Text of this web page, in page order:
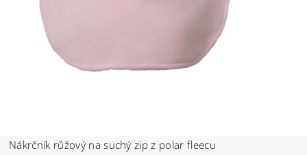
Nákrčník růžový na suchý zip z polar fleecu